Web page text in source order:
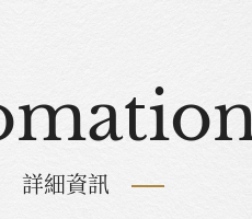
詳細資訊